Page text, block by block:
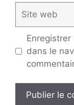
web
dans le